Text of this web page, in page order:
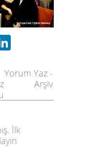
Yorum Yaz -
Arşiv
İlk